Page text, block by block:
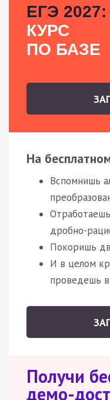
ЕГЭ 2027:
КУРС
ПО БАЗЕ
На
Вспомнишь
дробно-
Покоришь
И в целом
проведешь
Получи
демо-